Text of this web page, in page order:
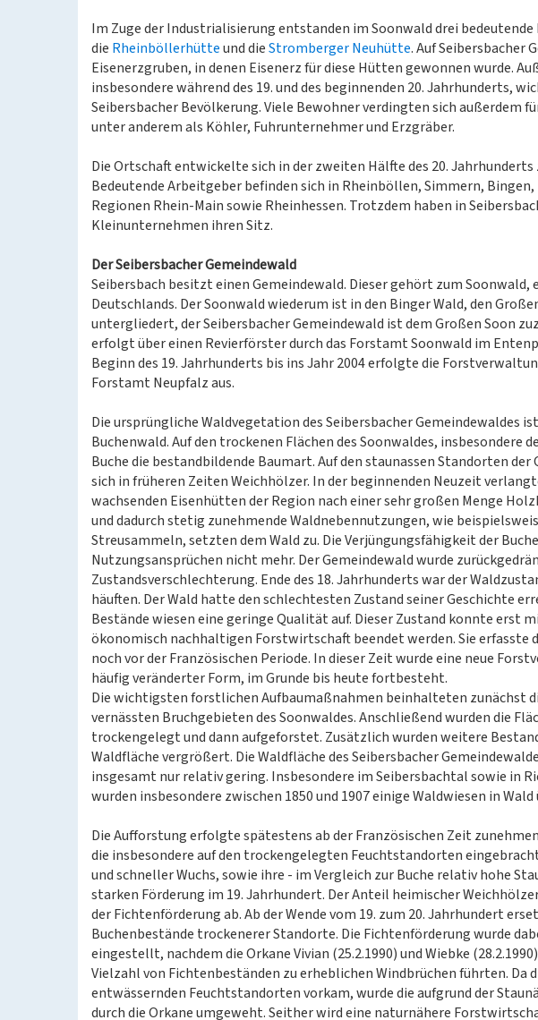
Im Zuge der Industrialisierung entstanden im Soonwald drei
die Rheinböllerhütteund dieStromberger Neuhütte. Auf Seibersbacher
Eisenerzgruben, in denen Eisenerz für diese Hütten gewonnen wurde.
insbesondere während des 19. und des beginnenden 20. Jahrhunderts,
Seibersbacher Bevölkerung. Viele Bewohner verdingten sich außerdem
unter anderem als Köhler, Fuhrunternehmer und Erzgräber.
Die Ortschaft entwickelte sich in der zweiten Hälfte des 20.
Bedeutende Arbeitgeber befinden sich in Rheinböllen, Simmern,
Regionen Rhein-Main sowie Rheinhessen. Trotzdem haben in
Kleinunternehmen ihren Sitz.
Der Seibersbacher Gemeindewald
Seibersbach besitzt einen Gemeindewald. Dieser gehört zum
Deutschlands. Der Soonwald wiederum ist in den Binger Wald, den
untergliedert, der Seibersbacher Gemeindewald ist dem Großen Soon
erfolgt über einen Revierförster durch das Forstamt Soonwald im
Beginn des 19. Jahrhunderts bis ins Jahr 2004 erfolgte die
Forstamt Neupfalz aus.
Die ursprüngliche Waldvegetation des Seibersbacher Gemeindewaldes
Buchenwald. Auf den trockenen Flächen des Soonwaldes, insbesondere
Buche die bestandbildende Baumart. Auf den staunassen Standorten
sich in früheren Zeiten Weichhölzer. In der beginnenden Neuzeit
wachsenden Eisenhütten der Region nach einer sehr großen Menge
und dadurch stetig zunehmende Waldnebennutzungen, wie
Streusammeln, setzten dem Wald zu. Die Verjüngungsfähigkeit der
Nutzungsansprüchen nicht mehr. Der Gemeindewald wurde
Zustandsverschlechterung. Ende des 18. Jahrhunderts war der
häuften. Der Wald hatte den schlechtesten Zustand seiner Geschichte
Bestände wiesen eine geringe Qualität auf. Dieser Zustand konnte erst
ökonomisch nachhaltigen Forstwirtschaft beendet werden. Sie erfasste
noch vor der Französischen Periode. In dieser Zeit wurde eine neue
häufig veränderter Form, im Grunde bis heute fortbesteht.
Die wichtigsten forstlichen Aufbaumaßnahmen beinhalteten zunächst
vernässten Bruchgebieten des Soonwaldes. Anschließend wurden die
trockengelegt und dann aufgeforstet. Zusätzlich wurden weitere
Waldfläche vergrößert. Die Waldfläche des Seibersbacher
insgesamt nur relativ gering. Insbesondere im Seibersbachtal sowie in
wurden insbesondere zwischen 1850 und 1907 einige Waldwiesen in
Die Aufforstung erfolgte spätestens ab der Französischen Zeit
die insbesondere auf den trockengelegten Feuchtstandorten
und schneller Wuchs, sowie ihre - im Vergleich zur Buche relativ hohe
starken Förderung im 19. Jahrhundert. Der Anteil heimischer
der Fichtenförderung ab. Ab der Wende vom 19. zum 20. Jahrhundert
Buchenbestände trockenerer Standorte. Die Fichtenförderung wurde
eingestellt, nachdem die Orkane Vivian (25.2.1990) und Wiebke
Vielzahl von Fichtenbeständen zu erheblichen Windbrüchen führten. Da
entwässernden Feuchtstandorten vorkam, wurde die aufgrund der
durch die Orkane umgeweht. Seither wird eine naturnähere